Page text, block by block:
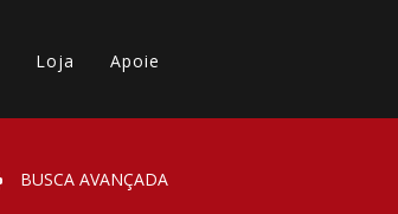
Loja Apoie
BUSCA AVANÇADA